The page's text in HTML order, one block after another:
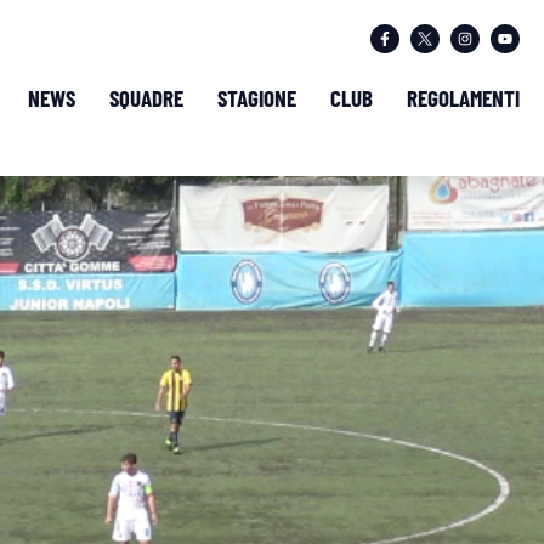
NEWS SQUADRE STAGIONE CLUB REGOLAMENTI